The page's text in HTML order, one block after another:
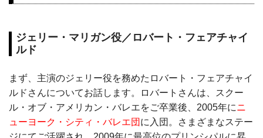
ジェリー・マリガン役／ロバート・フェアチャイ
ルド
まず、主演のジェリー役を務めたロバート・フェアチャイ
ルドさんについてお話します。ロバートさんは、スクー
ル・オブ・アメリカン・バレエをご卒業後、2005年にニ
ューヨーク・シティ・バレエ団 に入団。さまざまなステー